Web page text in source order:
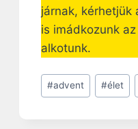
járnak, kérhetjük
is imádkozunk
alkotunk.
Post
Tags:
#advent #élet